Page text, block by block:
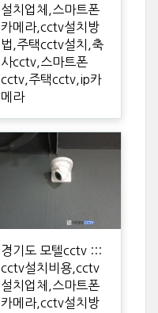
설치업체,스마트폰
카메라,cctv설치방
법,주택cctv설치,축
사cctv,스마트폰
cctv,주택cctv,ip카
메라
경기도 모텔cctv :::
cctv설치비용,cctv
설치업체,스마트폰
카메라,cctv설치방